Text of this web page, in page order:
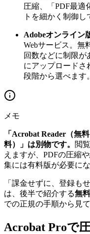
圧縮、「PDF最適
トを細かく制御し
Adobeオンライン
Webサービス。無
回数などに制限が
にアップロードさ
段階から選べます。
メモ
「Acrobat Reader（無
料）」は別物です。 閲
えますが、PDFの圧縮
集には有料版が必要にな
「課金せずに、登録も
は、後半で紹介する無
での正規の手順から見
Acrobat Proで